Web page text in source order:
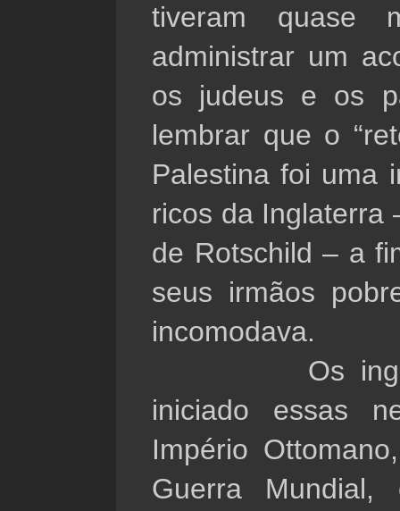
tiveram quase
administrar um
os judeus e os
lembrar que o
Palestina foi uma
ricos da Inglaterra
de Rotschild – a
seus irmãos
incomodava.
Os
iniciado essas
Império
Guerra